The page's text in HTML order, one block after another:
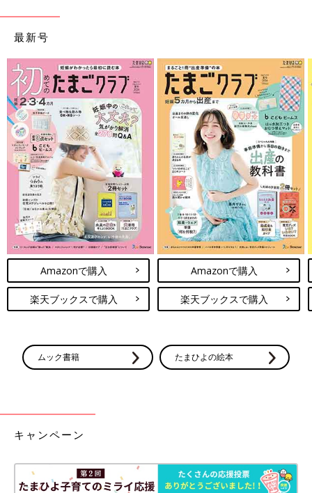
最新号
Amazonで購入
楽天ブックスで購入
Amazonで購入
楽天ブックスで購入
ムック書籍 たまひよの絵本
キャンペーン